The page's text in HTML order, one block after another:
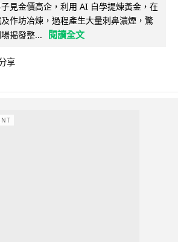
見金價高企，利用 AI 自學提煉黃金，在
作坊冶煉，過程產生大量刺鼻濃煙，驚
揭發整...
閱讀全文
享